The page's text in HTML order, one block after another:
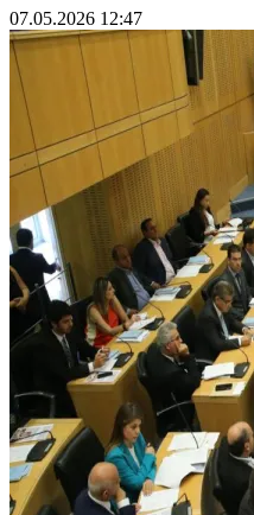
07.05.2026 12:47